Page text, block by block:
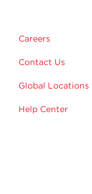
Careers
Contact Us
Global Locations
Help Center